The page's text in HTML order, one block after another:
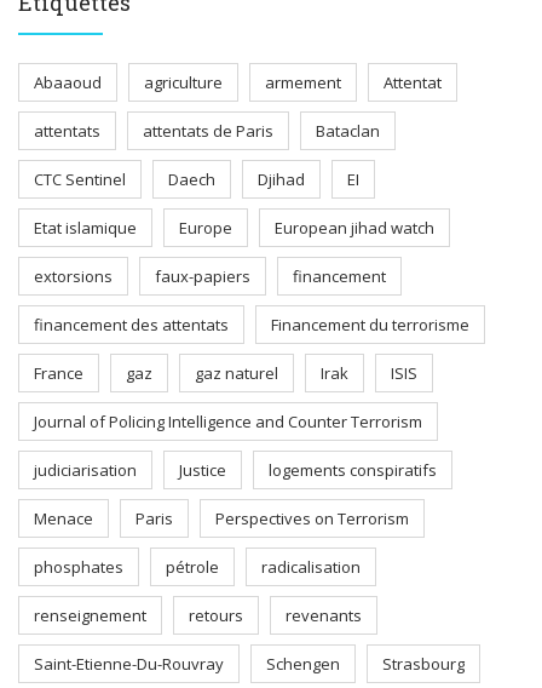
Abaaoud agriculture armement Attentat
attentats attentats de Paris Bataclan
CTC Sentinel Daech Djihad EI
Etat islamique Europe European jihad watch
extorsions faux-papiers financement
financement des attentats Financement du terrorisme
France gaz gaz naturel Irak ISIS
Journal of Policing Intelligence and Counter Terrorism
judiciarisation Justice logements conspiratifs
Menace Paris Perspectives on Terrorism
phosphates pétrole radicalisation
renseignement retours revenants
Saint-Etienne-Du-Rouvray Schengen Strasbourg